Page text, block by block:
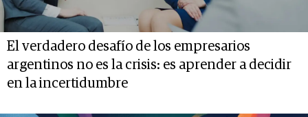
El verdadero desafío de los empresarios
argentinos no es la crisis: es aprender a decidir
en la incertidumbre